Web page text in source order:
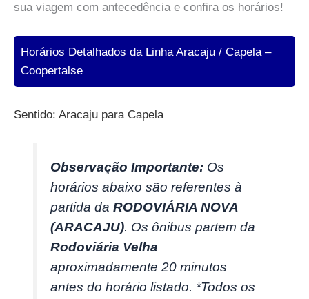
sua viagem com antecedência e confira os horários!
Horários Detalhados da Linha Aracaju / Capela –
Coopertalse
Sentido: Aracaju para Capela
Observação Importante: Os
horários abaixo são referentes à
partida daRODOVIÁRIA NOVA
(ARACAJU). Os ônibus partem da
Rodoviária Velha
aproximadamente 20 minutos
antes do horário listado. *Todos os